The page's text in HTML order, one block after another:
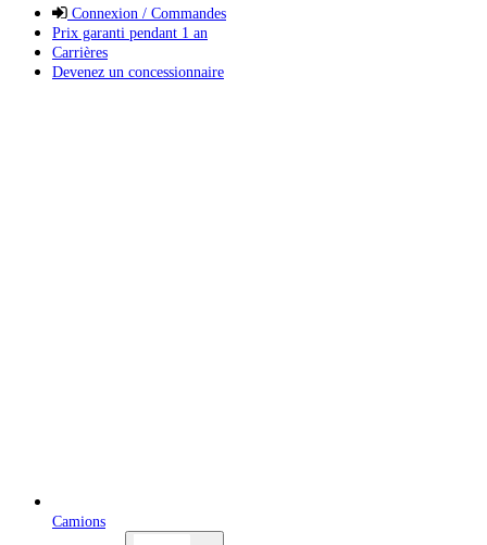
Connexion / Commandes
Prix garanti pendant 1 an
Carrières
Devenez un concessionnaire
Camions